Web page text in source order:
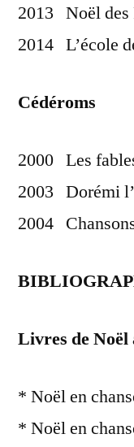
2013 Noël des
2014 L’école
Cédéroms
2000 Les
2003 Dorémi
2004
Livres de Noël
* Noël en
* Noël en